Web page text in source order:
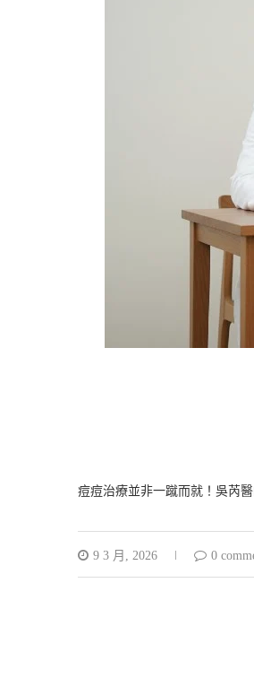
痘痘治療並非一蹴而就！吳芮
9 3 月, 2026 0